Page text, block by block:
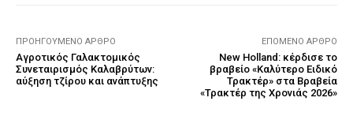
ΠΡΟΗΓΟΎΜΕΝΟ ΆΡΘΡΟ
Αγροτικός Γαλακτομικός
Συνεταιρισμός Καλαβρύτων:
αύξηση τζίρου και ανάπτυξης
ΕΠΌΜΕΝΟ ΆΡΘΡΟ
New Holland: κέρδισε το
βραβείο «Καλύτερο Ειδικό
Τρακτέρ» στα Βραβεία
«Τρακτέρ της Χρονιάς 2026»